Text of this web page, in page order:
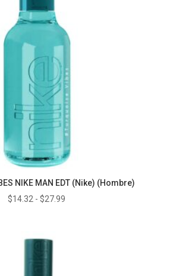
NIKE MAN EDT (Nike) (Hombre)
$14.32 - $27.99